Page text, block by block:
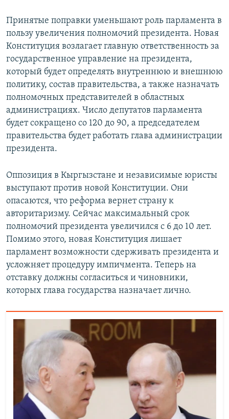
Принятые поправки уменьшают роль парламента в
пользу увеличения полномочий президента. Новая
Конституция возлагает главную ответственность за
государственное управление на президента,
который будет определять внутреннюю и внешнюю
политику, состав правительства, а также назначать
полномочных представителей в областных
администрациях. Число депутатов парламента
будет сокращено со 120 до 90, а председателем
правительства будет работать глава администрации
президента.
Оппозиция в Кыргызстане и независимые юристы
выступают против новой Конституции. Они
опасаются, что реформа вернет страну к
авторитаризму. Сейчас максимальный срок
полномочий президента увеличился с 6 до 10 лет.
Помимо этого, новая Конституция лишает
парламент возможности сдерживать президента и
усложняет процедуру импичмента. Теперь на
отставку должны согласиться и чиновники,
которых глава государства назначает лично.